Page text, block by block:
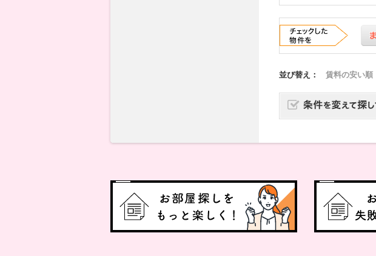
並び替え： 賃料の安い順